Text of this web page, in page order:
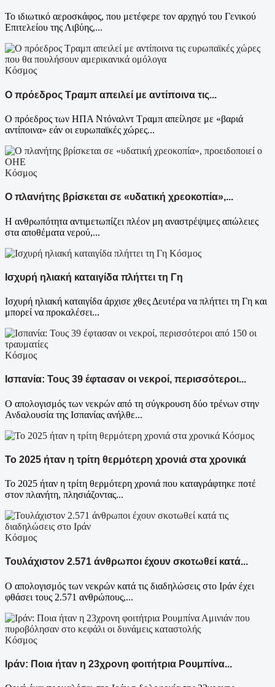
Το ιδιωτικό αεροσκάφος, που μετέφερε τον αρχηγό του Γενικού
Επιτελείου της Λιβύης,...
Κόσμος
Ο πρόεδρος Τραμπ απειλεί με αντίποινα τις...
Ο πρόεδρος των ΗΠΑ Ντόναλντ Τραμπ απείλησε με «βαριά
αντίποινα» εάν οι ευρωπαϊκές χώρες...
Κόσμος
Ο πλανήτης βρίσκεται σε «υδατική χρεοκοπία»,...
Η ανθρωπότητα αντιμετωπίζει πλέον μη αναστρέψιμες απώλειες
στα αποθέματα νερού,...
Κόσμος
Ισχυρή ηλιακή καταιγίδα πλήττει τη Γη
Ισχυρή ηλιακή καταιγίδα άρχισε χθες Δευτέρα να πλήττει τη Γη και
μπορεί να προκαλέσει...
Κόσμος
Ισπανία: Τους 39 έφτασαν οι νεκροί, περισσότεροι...
Ο απολογισμός των νεκρών από τη σύγκρουση δύο τρένων στην
Ανδαλουσία της Ισπανίας ανήλθε...
Κόσμος
Το 2025 ήταν η τρίτη θερμότερη χρονιά στα χρονικά
Το 2025 ήταν η τρίτη θερμότερη χρονιά που καταγράφτηκε ποτέ
στον πλανήτη, πλησιάζοντας...
Κόσμος
Τουλάχιστον 2.571 άνθρωποι έχουν σκοτωθεί κατά...
Ο απολογισμός των νεκρών κατά τις διαδηλώσεις στο Ιράν έχει
φθάσει τους 2.571 ανθρώπους,...
Κόσμος
Ιράν: Ποια ήταν η 23χρονη φοιτήτρια Ρουμπίνα...